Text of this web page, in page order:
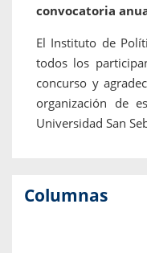
convocatoria
El Instituto de
todos los
concurso y
organización de
Universidad San
Columnas